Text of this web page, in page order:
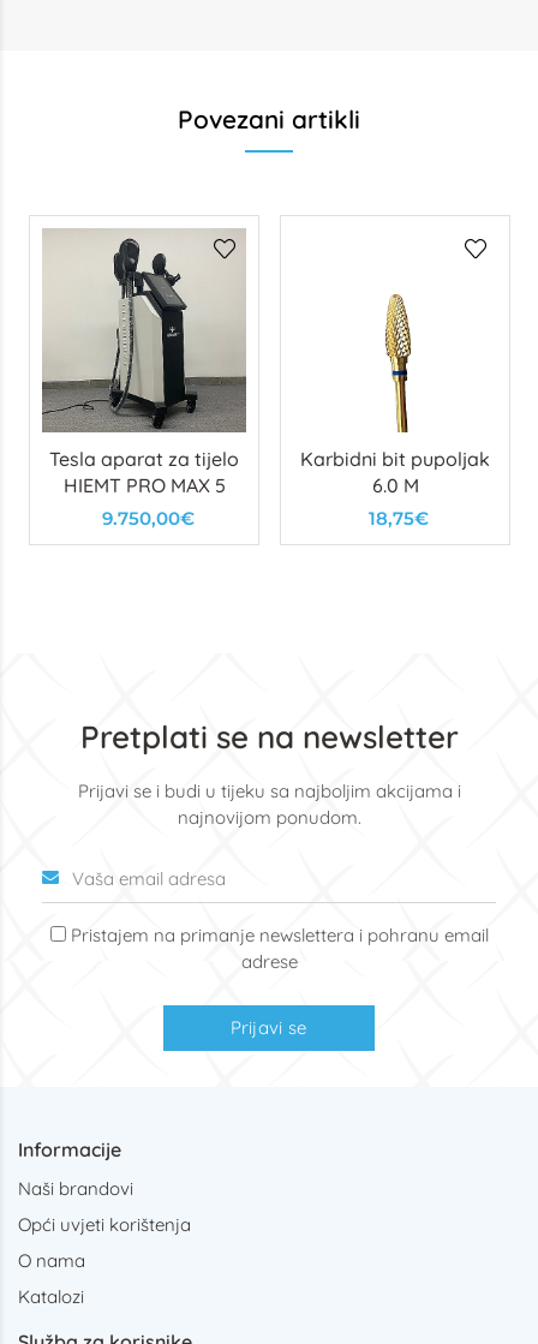
Povezani artikli
Tesla aparat za tijelo
HIEMT PRO MAX 5
9.750,00€
Karbidni bit pupoljak
6.0 M
18,75€
Pretplati se na newsletter
Prijavi se i budi u tijeku sa najboljim akcijama i
najnovijom ponudom.
Pristajem na primanje newslettera i pohranu email
adrese
Prijavi se
Informacije
Naši brandovi
Opći uvjeti korištenja
O nama
Katalozi